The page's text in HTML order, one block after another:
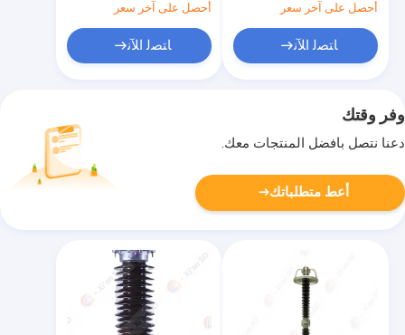
أحصل على آخر سعر
ﺎﺘﺼﻟ ﺍﻶﻧ
أحصل على آخر سعر
ﺎﺘﺼﻟ ﺍﻶﻧ
وفر وقتك
دعنا نتصل بأفضل المنتجات معك.
أعط متطلباتك